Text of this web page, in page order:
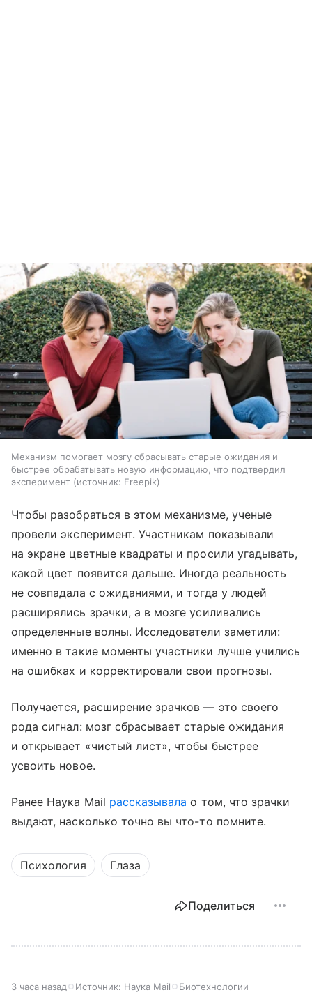
Механизм помогает мозгу сбрасывать старые ожидания и
быстрее обрабатывать новую информацию, что подтвердил
эксперимент
источник: Freepik
Чтобы разобраться в этом механизме, ученые
провели эксперимент. Участникам показывали
на экране цветные квадраты и просили угадывать,
какой цвет появится дальше. Иногда реальность
не совпадала с ожиданиями, и тогда у людей
расширялись зрачки, а в мозге усиливались
определенные волны. Исследователи заметили:
именно в такие моменты участники лучше учились
на ошибках и корректировали свои прогнозы.
Получается, расширение зрачков — это своего
рода сигнал: мозг сбрасывает старые ожидания
и открывает «чистый лист», чтобы быстрее
усвоить новое.
Ранее Наука Mail рассказывала о том, что зрачки
выдают, насколько точно вы что-то помните.
Психология Глаза
Поделиться
3 часа назад Источник: Наука Mail Биотехнологии